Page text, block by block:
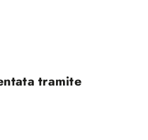
tramite